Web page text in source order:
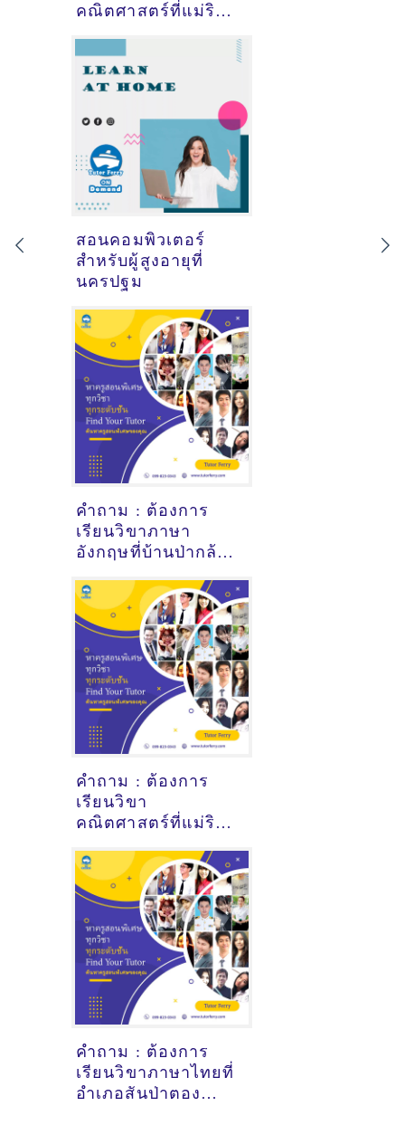
คณิตศาสตร์ที่แม่ริม
แนะนำครูสอนพิเศษ
ที่นี่
สอนคอมพิวเตอร์
สำหรับผู้สูงอายุที่
นครปฐม
คำถาม : ต้องการ
เรียนวิขาภาษา
อังกฤษที่บ้านป่ากล้วย
แนะนำครูสอนพิเศษ
ที่นี่
คำถาม : ต้องการ
เรียนวิขา
คณิตศาสตร์ที่แม่ริม
แนะนำครูสอนพิเศษ
ที่นี่
คำถาม : ต้องการ
เรียนวิขาภาษาไทยที่
อำเภอสันป่าตอง